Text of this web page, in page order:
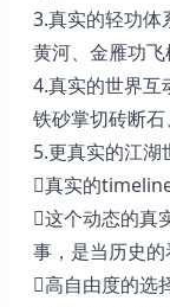
3.真实的轻功体
黄河、金雁功
4.真实的世界互
铁砂掌切砖断
5.更真实的江湖
真实的
这个动态的真
事，是当历史
高自由度的选